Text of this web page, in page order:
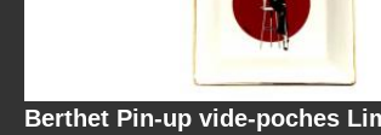
Berthet Pin-up vide-poches